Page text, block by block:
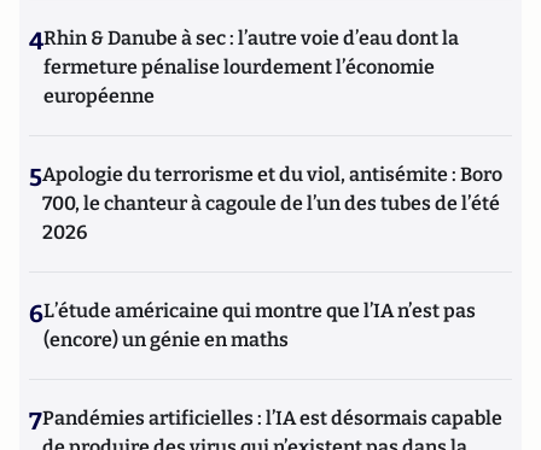
4Rhin & Danube à sec : l’autre voie d’eau dont la
fermeture pénalise lourdement l’économie
européenne
5Apologie du terrorisme et du viol, antisémite : Boro
700, le chanteur à cagoule de l’un des tubes de l’été
2026
6L’étude américaine qui montre que l’IA n’est pas
(encore) un génie en maths
7Pandémies artificielles : l’IA est désormais capable